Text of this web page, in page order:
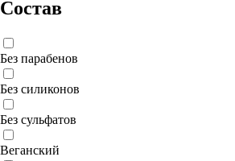
Состав
Без парабенов
Без силиконов
Без сульфатов
Веганский